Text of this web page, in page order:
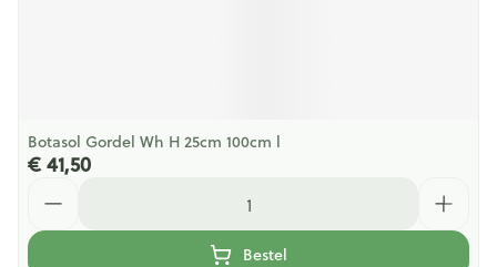
Botasol Gordel Wh H 25cm 100cm l
€ 41,50
Bestel